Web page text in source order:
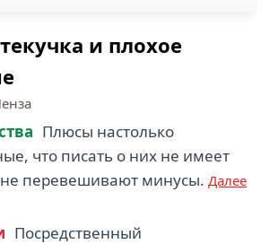
и плохое
Плюсы настолько
что писать о них не имеет
перевешивают минусы. Далее
Посредственный